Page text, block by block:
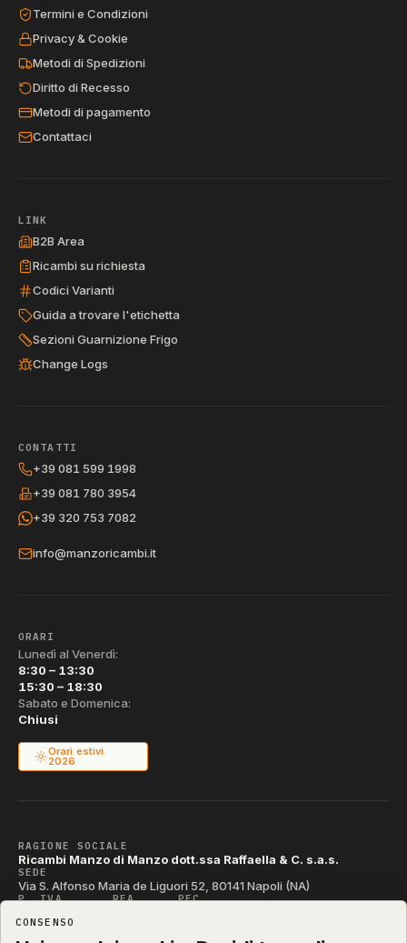
Termini e Condizioni
Privacy & Cookie
Metodi di Spedizioni
Diritto di Recesso
Metodi di pagamento
Contattaci
LINK
B2B Area
Ricambi su richiesta
Codici Varianti
Guida a trovare l'etichetta
Sezioni Guarnizione Frigo
Change Logs
CONTATTI
+39 081 599 1998
+39 081 780 3954
+39 320 753 7082
info@manzoricambi.it
ORARI
Lunedì al Venerdì:
8:30 – 13:30
15:30 – 18:30
Sabato e Domenica:
Chiusi
Orari estivi
2026
RAGIONE SOCIALE
Ricambi Manzo di Manzo dott.ssa Raffaella & C. s.a.s.
SEDE
Via S. Alfonso Maria de Liguori 52, 80141 Napoli (NA)
P. IVA REA PEC
CODICE SDI
T04ZHR3
CONSENSO